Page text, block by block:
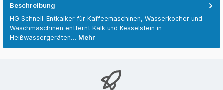
Beschreibung
HG Schnell-Entkalker für Kaffeemaschinen, Wasserkocher und
Waschmaschinen entfernt Kalk und Kesselstein in
Heißwassergeräten… Mehr